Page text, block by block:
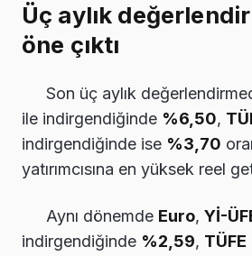
Üç aylık
öne çıktı
Son üç aylık
ile indirgendiğinde %6,50,
indirgendiğinde ise %3,70
yatırımcısına en yüksek reel
Aynı dönemde Euro, Yİ-
indirgendiğinde %2,59, TÜFE